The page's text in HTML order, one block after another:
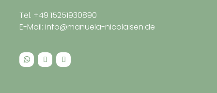
Tel. +49 15251930890
E-Mail: info@manuela-nicolaisen.de